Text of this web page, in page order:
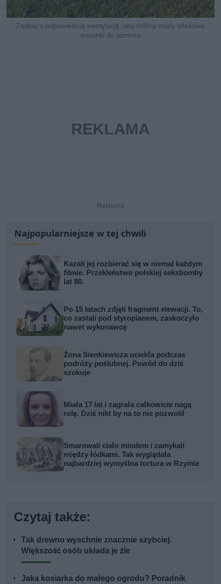
Zadbaj o odpowiednią wentylację, aby rośliny miały właściwe
warunki do wzrostu
Najpopularniejsze w tej chwili
Kazali jej rozbierać się w niemal każdym
filmie. Przekleństwo polskiej seksbomby
lat 80.
Po 15 latach zdjęli fragment elewacji. To,
co zastali pod styropianem, zaskoczyło
nawet wykonawcę
Żona Sienkiewicza uciekła podczas
podróży poślubnej. Powód do dziś
szokuje
Miała 17 lat i zagrała całkowicie nagą
rolę. Dziś nikt by na to nie pozwolił
Smarowali ciało miodem i zamykali
między łódkami. Tak wyglądała
najbardziej wymyślna tortura w Rzymie
Czytaj także:
Tak drewno wyschnie znacznie szybciej.
Większość osób układa je źle
Jaka kosiarka do małego ogrodu? Poradnik